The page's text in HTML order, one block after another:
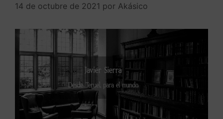
14 de octubre de 2021 por Akásico